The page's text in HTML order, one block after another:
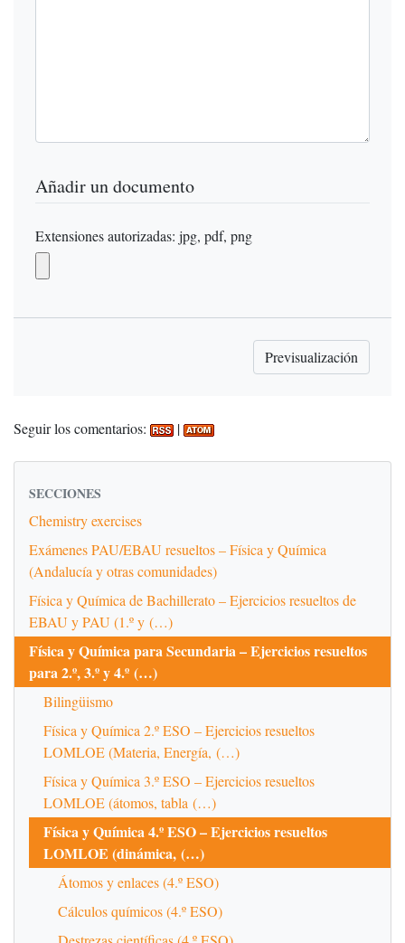
Añadir un documento
Extensiones autorizadas: jpg, pdf, png
Seguir los comentarios: |
SECCIONES
Chemistry exercises
Exámenes PAU/EBAU resueltos – Física y Química
(Andalucía y otras comunidades)
Física y Química de Bachillerato – Ejercicios resueltos de
EBAU y PAU (1.º y (…)
Física y Química para Secundaria – Ejercicios resueltos
para 2.º, 3.º y 4.º (…)
Bilingüismo
Física y Química 2.º ESO – Ejercicios resueltos
LOMLOE (Materia, Energía, (…)
Física y Química 3.º ESO – Ejercicios resueltos
LOMLOE (átomos, tabla (…)
Física y Química 4.º ESO – Ejercicios resueltos
LOMLOE (dinámica, (…)
Átomos y enlaces (4.º ESO)
Cálculos químicos (4.º ESO)